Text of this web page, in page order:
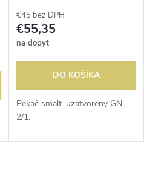
€45 bez DPH
€55,35
na dopyt
DO KOŠÍKA
Pekáč smalt. uzatvorený GN
2/1.